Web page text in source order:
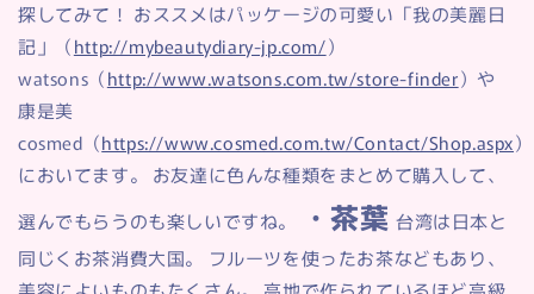
探してみて！ おススメはパッケージの可愛い「我の美麗日
記」（http://mybeautydiary-jp.com/）
watsons（http://www.watsons.com.tw/store-finder）や
康是美
cosmed（https://www.cosmed.com.tw/Contact/Shop.aspx）
においてます。 お友達に色んな種類をまとめて購入して、
選んでもらうのも楽しいですね。
・茶葉台湾は日本と
同じくお茶消費大国。 フルーツを使ったお茶などもあり、